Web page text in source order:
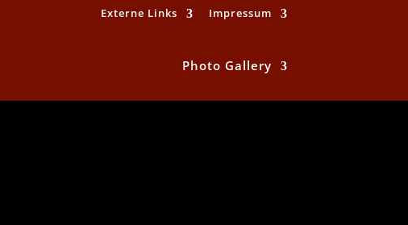
Externe Links Impressum
Photo Gallery